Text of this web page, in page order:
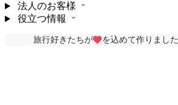
法人のお客様
役立つ情報
旅行好きたちが を込めて作りまし